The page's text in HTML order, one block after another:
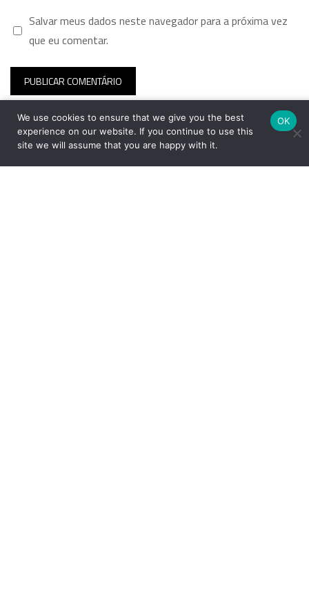
Salvar meus dados neste navegador para a próxima vez
que eu comentar.
We use cookies to ensure that we give you the best
experience on our website. If you continue to use this
site we will assume that you are happy with it.
OK